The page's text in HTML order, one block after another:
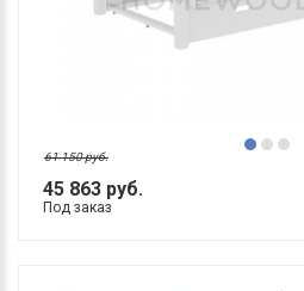
45 863 руб.
61 150 руб.
Под заказ